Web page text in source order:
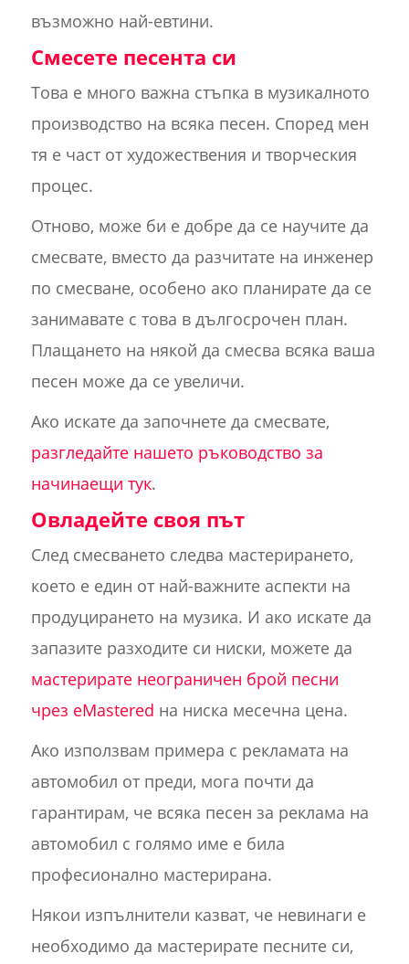
възможно най-евтини.
Смесете песента си
Това е много важна стъпка в музикалното
производство на всяка песен. Според мен
тя е част от художествения и творческия
процес.
Отново, може би е добре да се научите да
смесвате, вместо да разчитате на инженер
по смесване, особено ако планирате да се
занимавате с това в дългосрочен план.
Плащането на някой да смесва всяка ваша
песен може да се увеличи.
Ако искате да започнете да смесвате,
разгледайте нашето ръководство за
начинаещи тук.
Овладейте своя път
След смесването следва мастерирането,
което е един от най-важните аспекти на
продуцирането на музика. И ако искате да
запазите разходите си ниски, можете да
мастерирате неограничен брой песни
чрез eMastered на ниска месечна цена.
Ако използвам примера с рекламата на
автомобил от преди, мога почти да
гарантирам, че всяка песен за реклама на
автомобил с голямо име е била
професионално мастерирана.
Някои изпълнители казват, че невинаги е
необходимо да мастерирате песните си,